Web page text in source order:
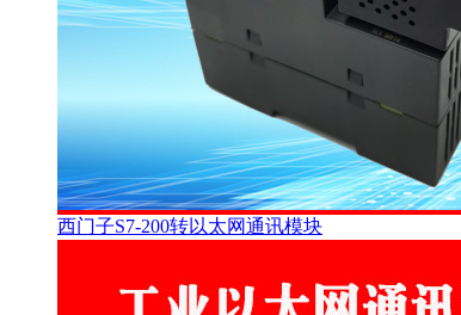
西门子S7-200转以太网通讯模块